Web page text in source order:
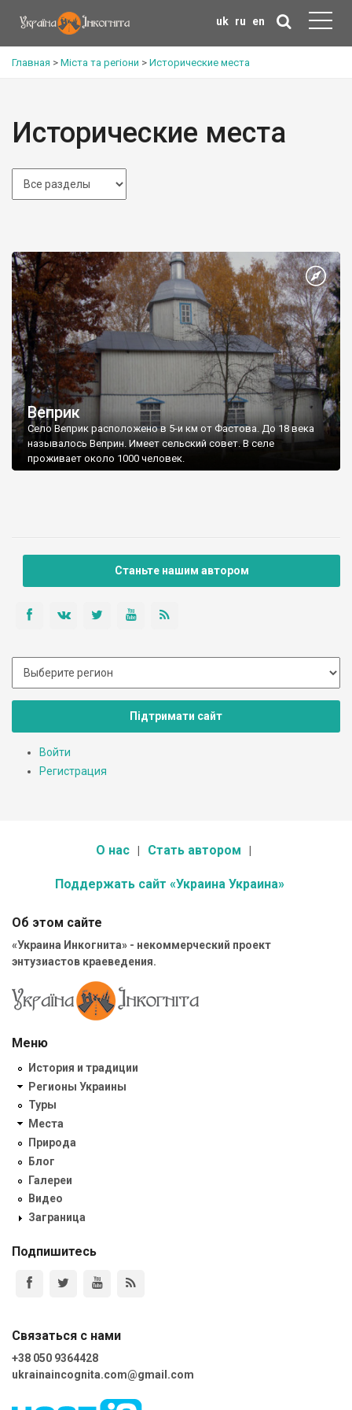
uk ru en
Главная > Міста та регіони > Исторические места
Исторические места
Веприк
Село Веприк расположено в 5-и км от Фастова. До 18 века
называлось Веприн. Имеет сельский совет. В селе
проживает около 1000 человек.
Станьте нашим автором
Підтримати сайт
Войти
Регистрация
О нас Стать автором
Поддержать сайт «Украина Украина»
Об этом сайте
«Украина Инкогнита» - некоммерческий проект
энтузиастов краеведения.
Меню
История и традиции
Регионы Украины
Туры
Места
Природа
Блог
Галереи
Видео
Заграница
Подпишитесь
Связаться с нами
+38 050 9364428
ukrainaincognita.com@gmail.com